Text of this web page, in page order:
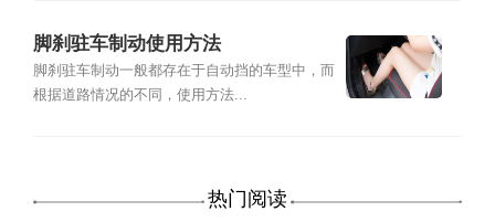
脚刹驻车制动使用方法
脚刹驻车制动一般都存在于自动挡的车型中，而
根据道路情况的不同，使用方法...
热门阅读